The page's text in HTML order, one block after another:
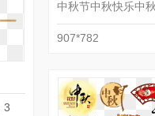
中秋节中秋快乐中
907*782
3